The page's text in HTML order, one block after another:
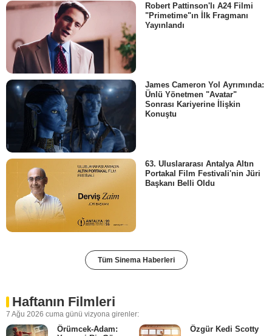
Robert Pattinson'lı A24 Filmi
"Primetime"ın İlk Fragmanı
Yayınlandı
James Cameron Yol Ayrımında:
Ünlü Yönetmen "Avatar"
Sonrası Kariyerine İlişkin
Konuştu
63. Uluslararası Antalya Altın
Portakal Film Festivali'nin Jüri
Başkanı Belli Oldu
Tüm Sinema Haberleri
Haftanın Filmleri
7 Ağu 2026 cuma günü vizyona girenler:
Örümcek-Adam:
Özgür Kedi Scotty